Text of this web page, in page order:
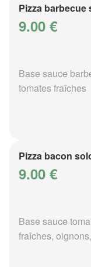
Pizza barbecue
9.00 €
Base sauce
tomates fraîches
Pizza bacon
9.00 €
Base sauce
fraîches,